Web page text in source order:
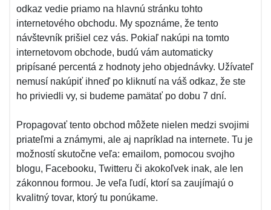
odkaz vedie priamo na hlavnú stránku tohto
internetového obchodu. My spoznáme, že tento
návštevník prišiel cez vás. Pokiaľ nakúpi na tomto
internetovom obchode, budú vám automaticky
pripísané percentá z hodnoty jeho objednávky. Užívateľ
nemusí nakúpiť ihneď po kliknutí na váš odkaz, že ste
ho priviedli vy, si budeme pamätať po dobu 7 dní.
Propagovať tento obchod môžete nielen medzi svojimi
priateľmi a známymi, ale aj napríklad na internete. Tu je
možností skutočne veľa: emailom, pomocou svojho
blogu, Facebooku, Twitteru či akokoľvek inak, ale len
zákonnou formou. Je veľa ľudí, ktorí sa zaujímajú o
kvalitný tovar, ktorý tu ponúkame.